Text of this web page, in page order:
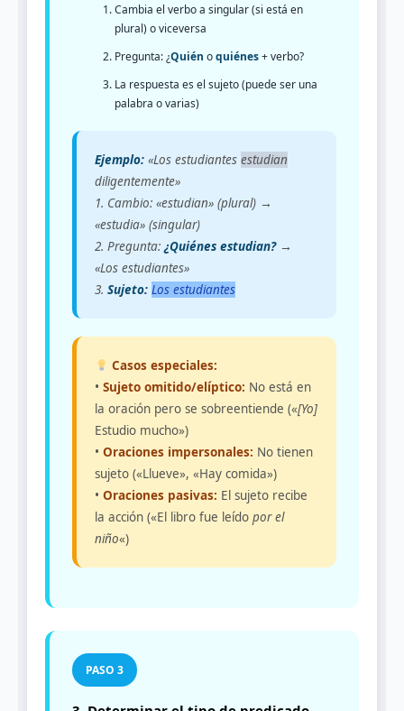
Cambia el verbo a singular (si está en
plural) o viceversa
Pregunta: ¿Quién oquiénes+ verbo?
La respuesta es el sujeto (puede ser una
palabra o varias)
Ejemplo: «Los estudiantes estudian
diligentemente»
1. Cambio: «estudian» (plural) →
«estudia» (singular)
2. Pregunta: ¿Quiénes estudian?→
«Los estudiantes»
3. Sujeto: Los estudiantes
Casos especiales:
• Sujeto omitido/elíptico: No está en
la oración pero se sobreentiende («[Yo]
Estudio mucho»)
• Oraciones impersonales: No tienen
sujeto («Llueve», «Hay comida»)
• Oraciones pasivas: El sujeto recibe
la acción («El libro fue leído por el
niño«)